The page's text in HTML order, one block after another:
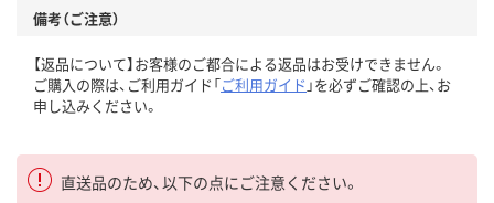
備考（ご注意）
【返品について】お客様のご都合による返品はお受けできません。
ご購入の際は、ご利用ガイド「ご利用ガイド 」を必ずご確認の上、お
申し込みください。
直送品のため、以下の点にご注意ください。